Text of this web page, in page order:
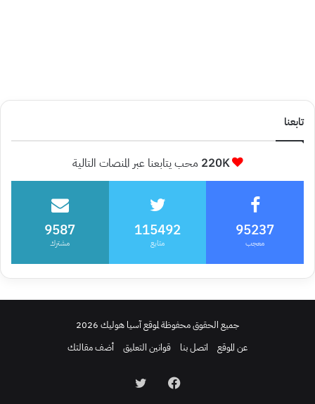
تابعنا
220K محب يتابعنا عبر المنصات التالية
95237
معجب
115492
متابع
9587
مشترك
جميع الحقوق محفوظة لموقع آسيا هوليك 2026
عن الموقع
اتصل بنا قوانين التعليق أضف مقالتك
فيسبوك